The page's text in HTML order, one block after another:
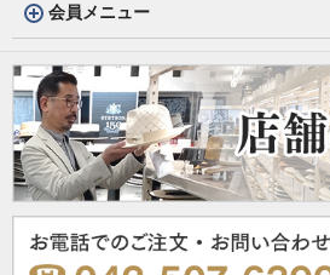
会員メニュー